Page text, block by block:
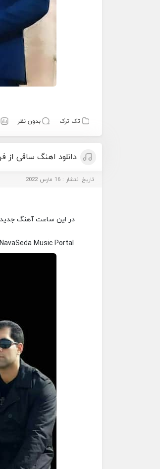
تک ترک بدون نظر
دانلود اهنگ ساقی از
تاریخ انتشار : 16 مارس 2022
در این ساعت آهنگ جدیدی
Music Portal